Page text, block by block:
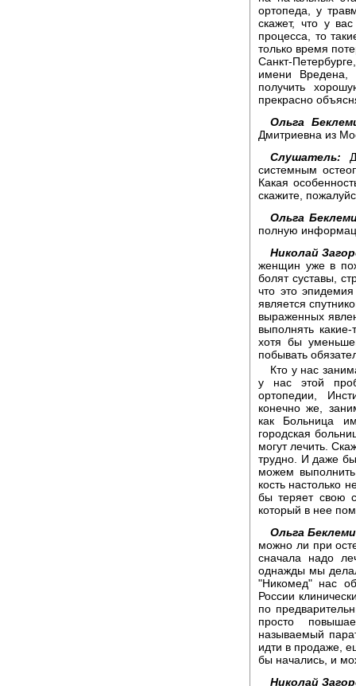
ортопеда, у
скажет, что у
процесса, то
только время
Санкт-
имени Вредена,
получить
прекрасно
Ольга
Дмитриевна из
Слушатель:
системным
Какая
скажите,
Ольга
полную
Николай
женщин уже в
болят суставы,
что это
является
выраженных
выполнять
хотя бы
побывать
Кто у нас
у нас этой
ортопедии,
конечно же,
как Больница
городская
могут лечить.
трудно. И даже
можем
кость настолько
бы теряет свою
который в нее
Ольга
можно ли при
сначала надо
однажды мы
"Никомед" нас
России
по
просто
называемый
идти в продаже,
бы начались, и
Николай